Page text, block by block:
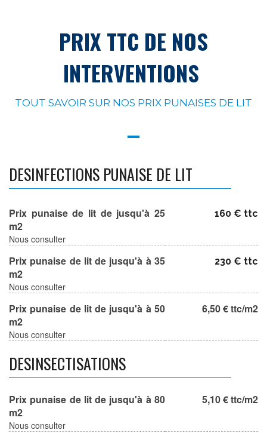
PRIX TTC DE NOS
INTERVENTIONS
TOUT SAVOIR SUR NOS PRIX PUNAISES DE LIT
DESINFECTIONS PUNAISE DE LIT
Prix punaise de lit de jusqu'à 25
m2
Nous consulter
160 € ttc
Prix punaise de lit de jusqu'à à 35
m2
Nous consulter
230 € ttc
Prix punaise de lit de jusqu'à à 50
m2
Nous consulter
6,50 € ttc/m2
DESINSECTISATIONS
Prix punaise de lit de jusqu'à à 80
m2
Nous consulter
5,10 € ttc/m2